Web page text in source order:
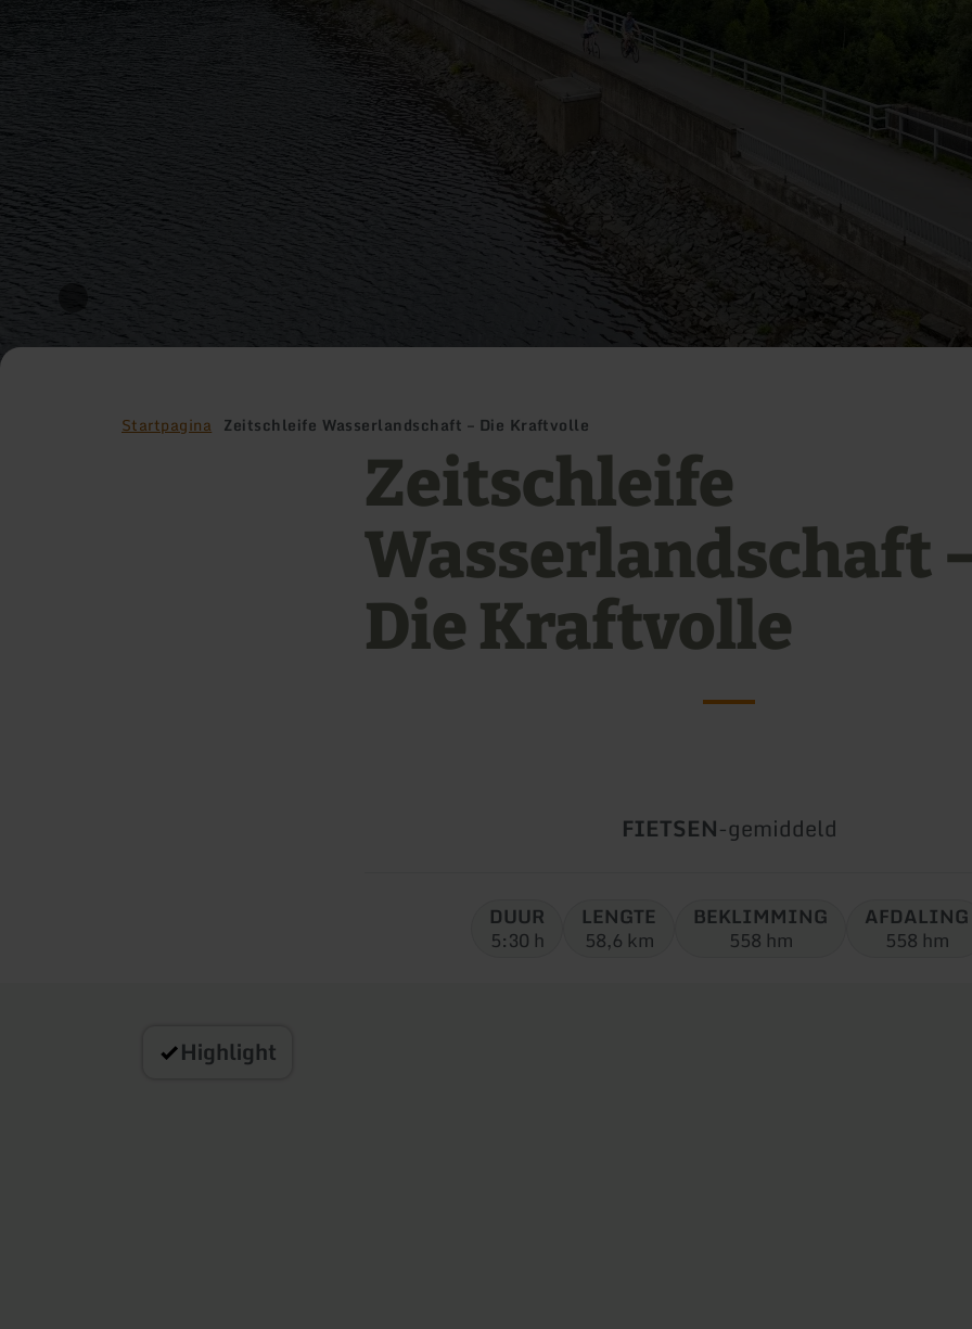
Startpagina Zeitschleife Wasserlandschaft – Die Kraftvolle
Zeitschleife
Wasserlandschaft
Die Kraftvolle
Soort
FIETSEN-Moeilijkheidsgraad:
gemiddeld
DUUR
5:30 h
LENGTE
58,6 km
BEKLIMMING
558 hm
AFDALING
558 hm
Highlight